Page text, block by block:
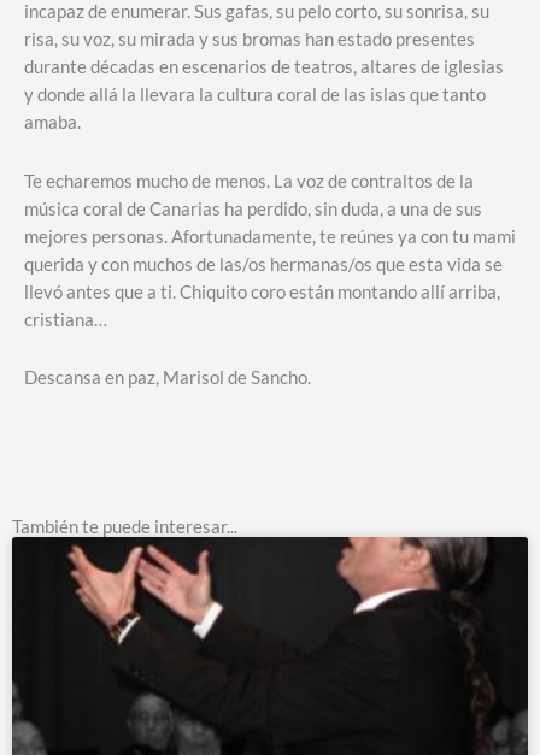
incapaz de enumerar. Sus gafas, su pelo corto, su sonrisa, su
risa, su voz, su mirada y sus bromas han estado presentes
durante décadas en escenarios de teatros, altares de iglesias
y donde allá la llevara la cultura coral de las islas que tanto
amaba.
Te echaremos mucho de menos. La voz de contraltos de la
música coral de Canarias ha perdido, sin duda, a una de sus
mejores personas. Afortunadamente, te reúnes ya con tu mami
querida y con muchos de las/os hermanas/os que esta vida se
llevó antes que a ti. Chiquito coro están montando allí arriba,
cristiana…
Descansa en paz, Marisol de Sancho.
También te puede interesar...